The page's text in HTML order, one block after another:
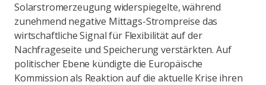
Solarstromerzeugung widerspiegelte, während
zunehmend negative Mittags-Strompreise das
wirtschaftliche Signal für Flexibilität auf der
Nachfrageseite und Speicherung verstärkten. Auf
politischer Ebene kündigte die Europäische
Kommission als Reaktion auf die aktuelle Krise ihren